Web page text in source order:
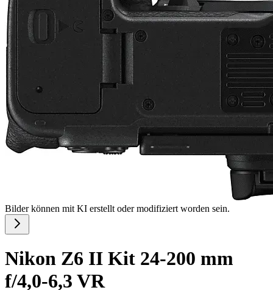
Bilder können mit KI erstellt oder modifiziert worden sein.
Nikon Z6 II Kit 24-200 mm
f/4,0-6,3 VR